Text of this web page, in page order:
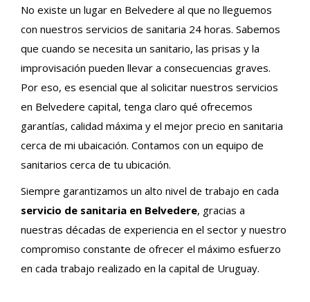
No existe un lugar en Belvedere al que no lleguemos
con nuestros servicios de sanitaria 24 horas. Sabemos
que cuando se necesita un sanitario, las prisas y la
improvisación pueden llevar a consecuencias graves.
Por eso, es esencial que al solicitar nuestros servicios
en Belvedere capital, tenga claro qué ofrecemos
garantías, calidad máxima y el mejor precio en sanitaria
cerca de mi ubaicación. Contamos con un equipo de
sanitarios cerca de tu ubicación.
Siempre garantizamos un alto nivel de trabajo en cada
servicio de sanitaria en Belvedere, gracias a
nuestras décadas de experiencia en el sector y nuestro
compromiso constante de ofrecer el máximo esfuerzo
en cada trabajo realizado en la capital de Uruguay.